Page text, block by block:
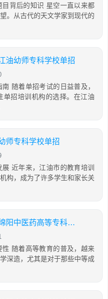
背后的知识 星空一直以来都
。从古代的天文学家到现代的
油幼师专科学校单招
随着单招考试的日益普及，
招培训机构的选择。在江油
师专科学校单招
近年来，江油市的教育培训
构，成为了许多学生和家长关
绵阳中医药大学单招培训，绵阳中医药高等专科学校2021年单招分数线
随着高等教育的普及，越来
深造，尤其是对于那些中等成